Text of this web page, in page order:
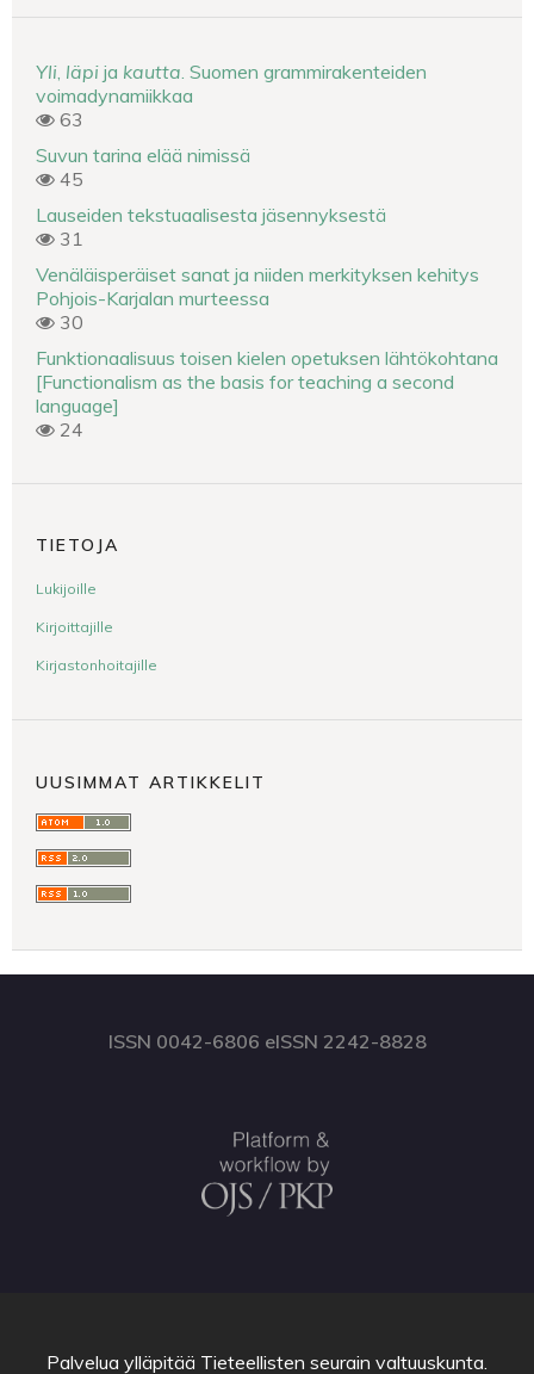
Yli läpi ja kautta . Suomen grammirakenteiden
voimadynamiikkaa
63
Suvun tarina elää nimissä
45
Lauseiden tekstuaalisesta jäsennyksestä
31
Venäläisperäiset sanat ja niiden merkityksen kehitys
Pohjois-Karjalan murteessa
30
Funktionaalisuus toisen kielen opetuksen lähtökohtana
[Functionalism as the basis for teaching a second
language]
24
TIETOJA
Lukijoille
Kirjoittajille
Kirjastonhoitajille
UUSIMMAT ARTIKKELIT
ISSN 0042-6806 eISSN 2242-8828
Palvelua ylläpitää Tieteellisten seurain valtuuskunta.